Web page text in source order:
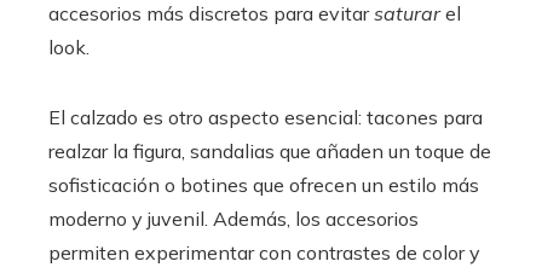
accesorios más discretos para evitarsaturarel
look.
El calzado es otro aspecto esencial: tacones para
realzar la figura, sandalias que añaden un toque de
sofisticación o botines que ofrecen un estilo más
moderno y juvenil. Además, los accesorios
permiten experimentar con contrastes de color y